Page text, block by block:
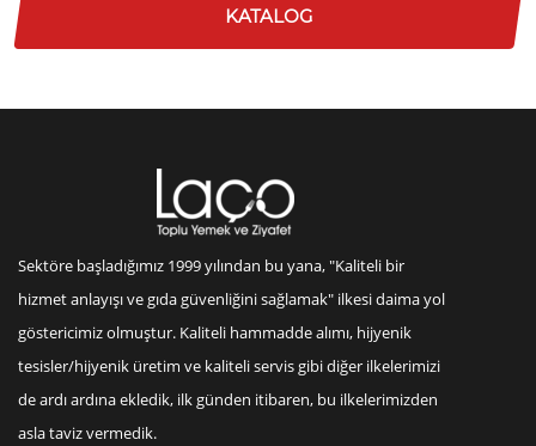
KATALOG
Sektöre başladığımız 1999 yılından bu yana, "Kaliteli bir
hizmet anlayışı ve gıda güvenliğini sağlamak" ilkesi daima yol
göstericimiz olmuştur. Kaliteli hammadde alımı, hijyenik
tesisler/hijyenik üretim ve kaliteli servis gibi diğer ilkelerimizi
de ardı ardına ekledik, ilk günden itibaren, bu ilkelerimizden
asla taviz vermedik.